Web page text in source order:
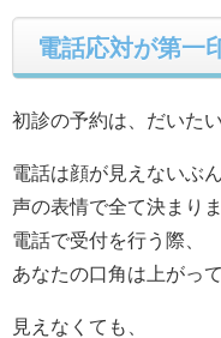
電話応対が第一
初診の予約は、だいた
電話は顔が見えないぶん
声の表情で全て決まりま
電話で受付を行う際、
あなたの口角は上がっ
見えなくても、